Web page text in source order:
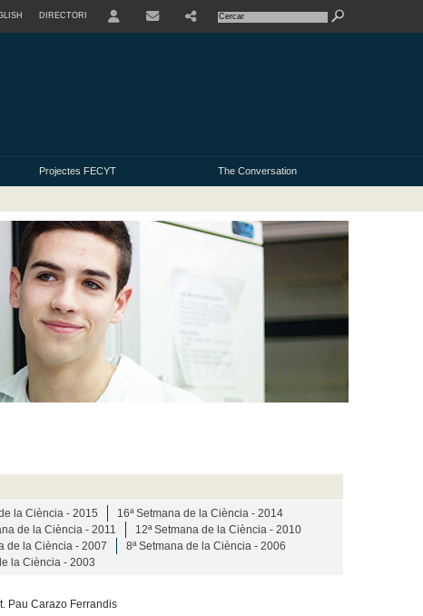
DIRECTORI
Projectes FECYT The Conversation
la Ciència - 2015
16ª Setmana de la Ciència - 2014
de la Ciència - 2011
12ª Setmana de la Ciència - 2010
de la Ciència - 2007
8ª Setmana de la Ciència - 2006
la Ciència - 2003
Pau Carazo Ferrandis